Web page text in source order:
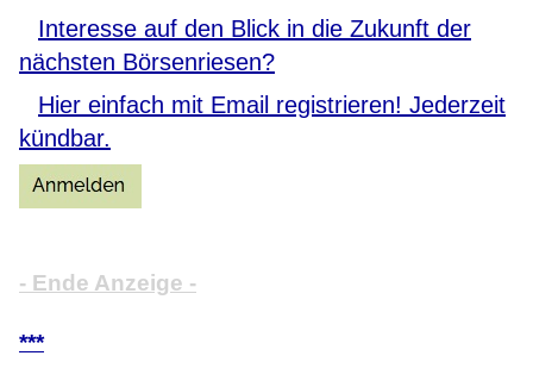
Interesse auf den Blick in die Zukunft der
nächsten Börsenriesen?
Hier einfach mit Email registrieren! Jederzeit
kündbar.
- Ende Anzeige -
***